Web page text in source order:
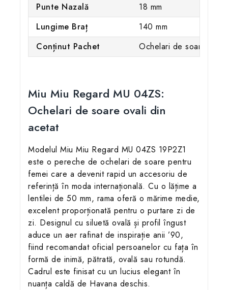
Punte Nazală
18 mm
Lungime Braț
140 mm
Conținut Pachet
Ochelari de soare, toc
Miu Miu Regard MU 04ZS:
Ochelari de soare ovali din
acetat
Modelul Miu Miu Regard MU 04ZS 19P2Z1
este o pereche de ochelari de soare pentru
femei care a devenit rapid un accesoriu de
referință în moda internațională. Cu o lățime a
lentilei de 50 mm, rama oferă o mărime medie,
excelent proporționată pentru o purtare zi de
zi. Designul cu siluetă ovală și profil îngust
aduce un aer rafinat de inspirație anii ’90,
fiind recomandat oficial persoanelor cu fața în
formă de inimă, pătrată, ovală sau rotundă.
Cadrul este finisat cu un lucius elegant în
nuanța caldă de Havana deschis.